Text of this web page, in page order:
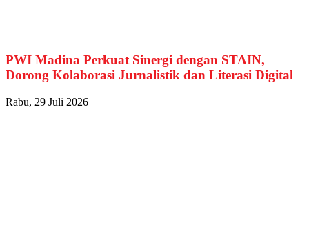
PWI Madina Perkuat Sinergi dengan STAIN,
Dorong Kolaborasi Jurnalistik dan Literasi Digital
Rabu, 29 Juli 2026